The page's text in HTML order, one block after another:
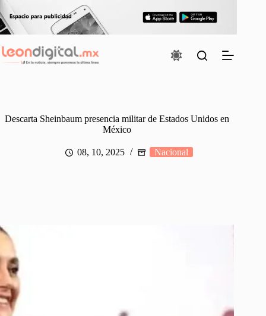
al
contenido
Descarta Sheinbaum presencia militar de Estados Unidos en
México
08, 10, 2025 Nacional